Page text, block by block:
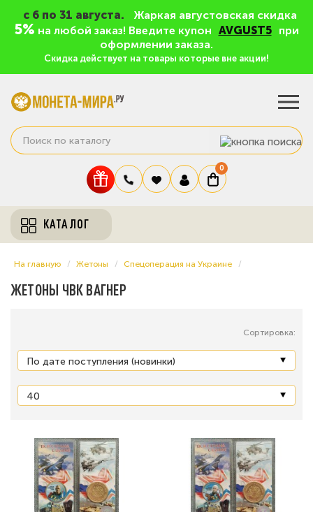
c 6 по 31 августа. Жаркая августовская скидка
5% на любой заказ! Введите купон AVGUST5
при
оформлении заказа.
Скидка действует на товары которые вне акции!
0
КАТАЛОГ
На главную Жетоны Спецоперация на Украине
ЖЕТОНЫ ЧВК ВАГНЕР
Сортировка: